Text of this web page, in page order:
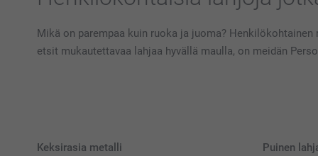
Mikä on parempaa kuin ruoka ja juoma?
etsit mukautettavaa lahjaa hyvällä maulla, on meidän
Keksirasia metalli
Puinen